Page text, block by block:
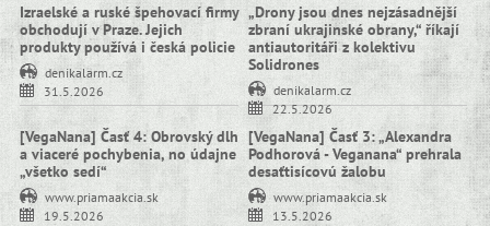
Izraelské a ruské špehovací firmy
obchodují v Praze. Jejich
produkty používá i česká policie
denikalarm.cz
31.5.2026
„Drony jsou dnes nejzásadnější
zbraní ukrajinské obrany,“ říkají
antiautoritáři z kolektivu
Solidrones
denikalarm.cz
22.5.2026
[VegaNana] Časť 4: Obrovský dlh
a viaceré pochybenia, no údajne
„všetko sedí“
www.priamaakcia.sk
19.5.2026
[VegaNana] Časť 3: „Alexandra
Podhorová - Veganana“ prehrala
desaťtisícovú žalobu
www.priamaakcia.sk
13.5.2026